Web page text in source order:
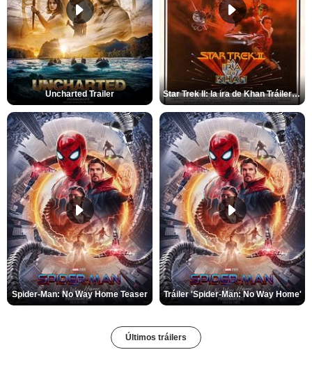
Uncharted Trailer Star Trek II: la ira de Khan Tráiler VO
Spider-Man: No Way Home Teaser Tráiler 'Spider-Man: No Way Home'
Últimos tráilers